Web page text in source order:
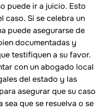
puede ir a juicio. Esto
caso. Si se celebra un
puede asegurarse de
documentadas y
testifiquen a su favor.
con un abogado local
del estado y las
asegurar que su caso
sea que se resuelva o se